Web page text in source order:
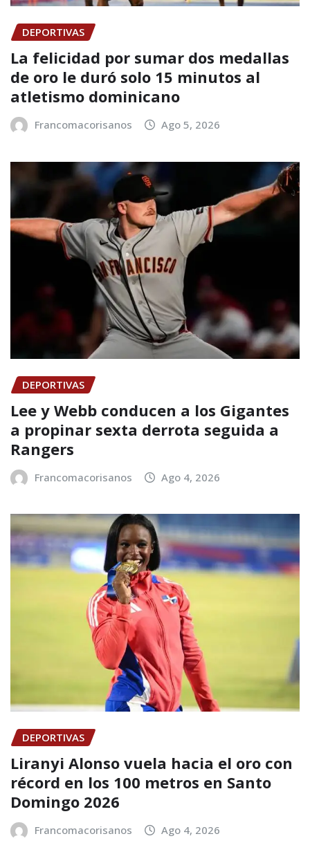
DEPORTIVAS
La felicidad por sumar dos medallas
de oro le duró solo 15 minutos al
atletismo dominicano
Francomacorisanos Ago 5, 2026
DEPORTIVAS
Lee y Webb conducen a los Gigantes
a propinar sexta derrota seguida a
Rangers
Francomacorisanos Ago 4, 2026
DEPORTIVAS
Liranyi Alonso vuela hacia el oro con
récord en los 100 metros en Santo
Domingo 2026
Francomacorisanos Ago 4, 2026